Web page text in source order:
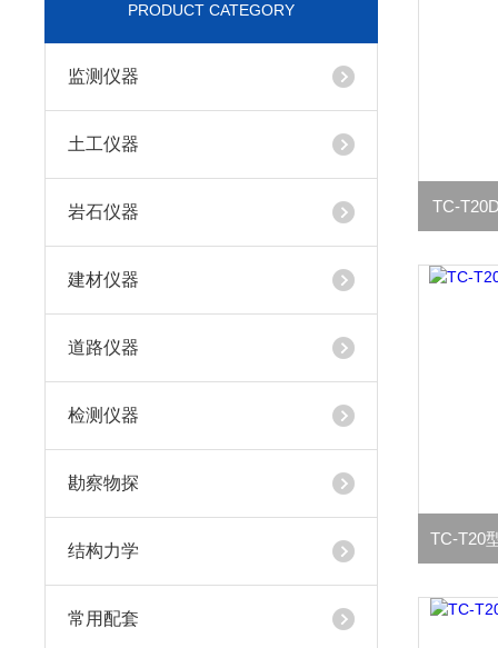
PRODUCT CATEGORY
监测仪器
土工仪器
岩石仪器
建材仪器
道路仪器
检测仪器
勘察物探
结构力学
常用配套
TC-
TC-T20